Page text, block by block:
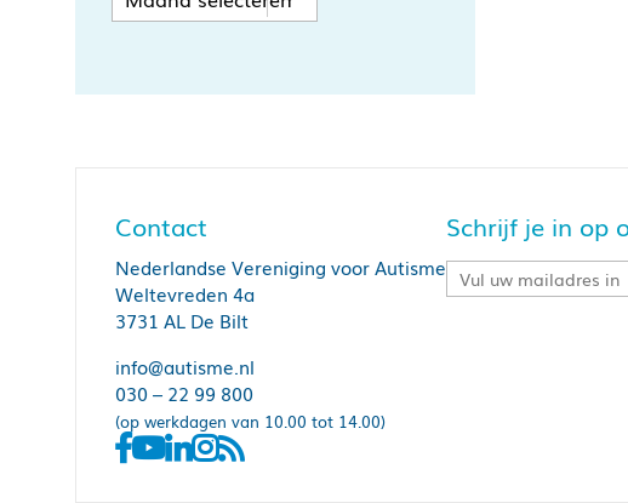
Contact
Nederlandse Vereniging voor Autisme
Weltevreden 4a
3731 AL De Bilt
info@autisme.nl
030 – 22 99 800
(op werkdagen van 10.00 tot 14.00)
Schrijf je in op